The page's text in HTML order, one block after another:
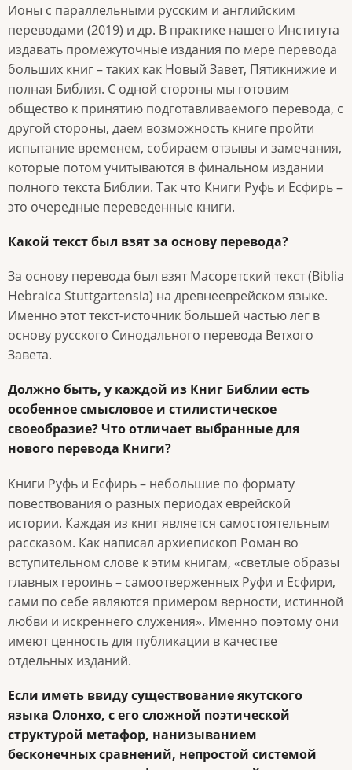
Ионы с параллельными русским и английским
переводами (2019) и др. В практике нашего Института
издавать промежуточные издания по мере перевода
больших книг – таких как Новый Завет, Пятикнижие и
полная Библия. С одной стороны мы готовим
общество к принятию подготавливаемого перевода, с
другой стороны, даем возможность книге пройти
испытание временем, собираем отзывы и замечания,
которые потом учитываются в финальном издании
полного текста Библии. Так что Книги Руфь и Есфирь –
это очередные переведенные книги.
Какой текст был взят за основу перевода?
За основу перевода был взят Масоретский текст (Biblia
Неbrаiса Stuttgartensia) на древнееврейском языке.
Именно этот текст-источник большей частью лег в
основу русского Синодального перевода Ветхого
Завета.
Должно быть, у каждой из Книг Библии есть
особенное смысловое и стилистическое
своеобразие? Что отличает выбранные для
нового перевода Книги?
Книги Руфь и Есфирь – небольшие по формату
повествования о разных периодах еврейской
истории. Каждая из книг является самостоятельным
рассказом. Как написал архиепископ Роман во
вступительном слове к этим книгам, «светлые образы
главных героинь – самоотверженных Руфи и Есфири,
сами по себе являются примером верности, истинной
любви и искреннего служения». Именно поэтому они
имеют ценность для публикации в качестве
отдельных изданий.
Если иметь ввиду существование якутского
языка Олонхо, с его сложной поэтической
структурой метафор, нанизыванием
бесконечных сравнений, непростой системой